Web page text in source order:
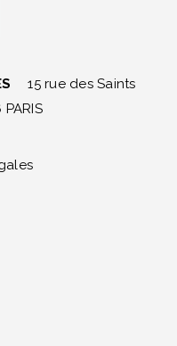
15 rue des Saints